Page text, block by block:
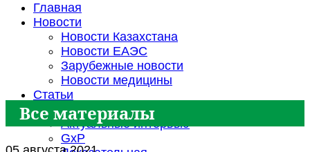
Главная
Новости
Новости Казахстана
Новости ЕАЭС
Зарубежные новости
Новости медицины
Статьи
События
Актуальные интервью
GxP
Все материалы